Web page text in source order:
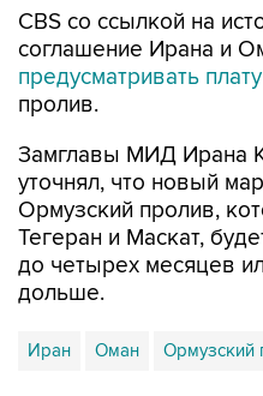
CBS со ссылкой на
соглашение Ирана и
предусматривать плату
пролив.
Замглавы МИД Ирана
уточнял, что новый
Ормузский пролив,
Тегеран и Маскат,
до четырех месяцев
дольше.
Иран Оман Ормузский